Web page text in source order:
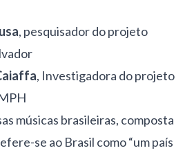
, pesquisador do projeto
, Investigadora do projeto
músicas brasileiras, composta
se ao Brasil como “um país